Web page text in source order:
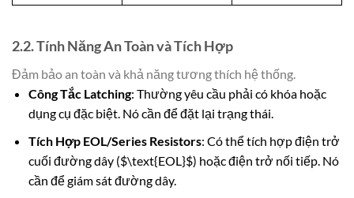
2.2. Tính Năng An Toàn và Tích Hợp
Đảm bảo an toàn và khả năng tương thích hệ thống.
Công Tắc Latching: Thường yêu cầu phải có khóa hoặc
dụng cụ đặc biệt. Nó cần để đặt lại trạng thái.
Tích Hợp EOL/Series Resistors: Có thể tích hợp điện trở
cuối đường dây ($\text{EOL}$) hoặc điện trở nối tiếp. Nó
cần để giám sát đường dây.